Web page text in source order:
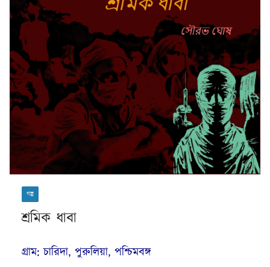
গল্প
শ্রমিক ধাবা
গ্রাম: চারিদা, পুরুলিয়া, পশ্চিমবঙ্গ